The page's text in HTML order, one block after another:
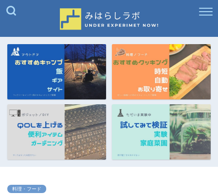
料理・フード